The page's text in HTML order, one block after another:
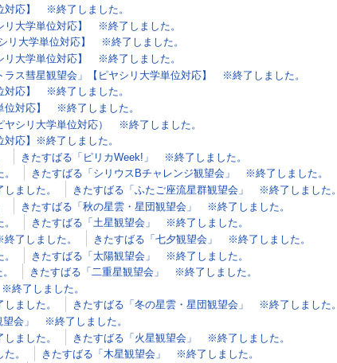
対応】 ※終了しました。
リ大学単位対応】 ※終了しました。
リ大学単位対応】 ※終了しました。
リ大学単位対応】 ※終了しました。
ラス彗星観望会」【ピヤシリ大学単位対応】 ※終了しました。
対応】 ※終了しました。
位対応】 ※終了しました。
ヤシリ大学単位対応） ※終了しました。
対応】※終了しました。
きたすばる「ピリカWeek!」 ※終了しました。
きたすばる「シリウスBチャレンジ観望会」 ※終了しました。
ました。
きたすばる「ふたご座流星群観望会」 ※終了しました。
きたすばる「秋の星雲・星団観望会」 ※終了しました。
きたすばる「土星観望会」 ※終了しました。
了しました。
きたすばる「七夕観望会」 ※終了しました。
きたすばる「太陽観望会」 ※終了しました。
きたすばる「二重星観望会」 ※終了しました。
終了しました。
ました。
きたすばる「冬の星雲・星団観望会」 ※終了しました。
望会」 ※終了しました。
ました。
きたすばる「火星観望会」 ※終了しました。
。
きたすばる「木星観望会」 ※終了しました。